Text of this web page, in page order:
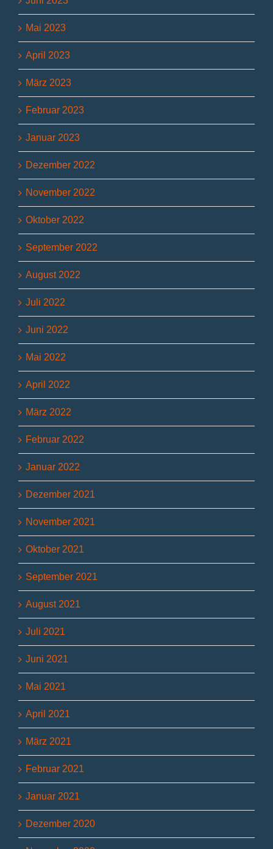
Mai 2023
April 2023
März 2023
Februar 2023
Januar 2023
Dezember 2022
November 2022
Oktober 2022
September 2022
August 2022
Juli 2022
Juni 2022
Mai 2022
April 2022
März 2022
Februar 2022
Januar 2022
Dezember 2021
November 2021
Oktober 2021
September 2021
August 2021
Juli 2021
Juni 2021
Mai 2021
April 2021
März 2021
Februar 2021
Januar 2021
Dezember 2020